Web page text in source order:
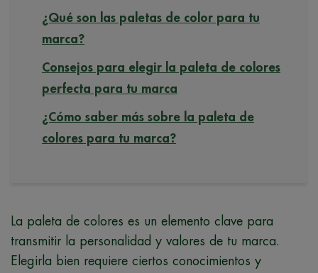
¿Qué son las paletas de color para tu
marca?
Consejos para elegir la paleta de colores
perfecta para tu marca
¿Cómo saber más sobre la paleta de
colores para tu marca?
La paleta de colores es un elemento clave para
transmitir la personalidad y valores de tu marca.
Elegirla bien requiere ciertos conocimientos y